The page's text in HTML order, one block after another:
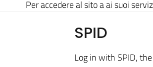
Per accedere al sito a ai suoi
SPID
Log in with SPID,